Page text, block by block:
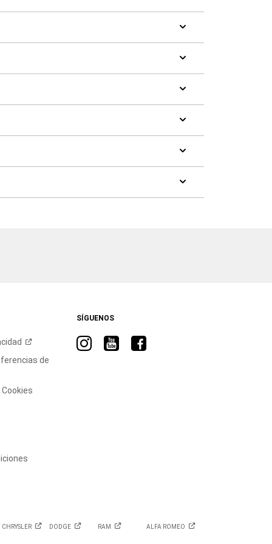
de
SÍGUENOS
VisitaVisitaVisita
CHRYSLER DODGE RAM ALFA ROMEO